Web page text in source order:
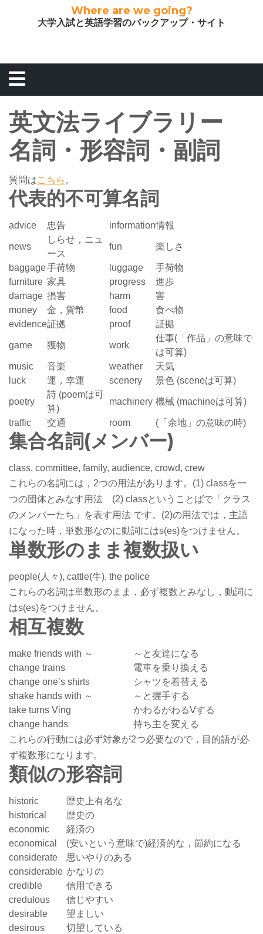
Where are we going?
大学入試と英語学習のバックアップ・サイト
英文法ライブラリー
名詞・形容詞・副詞
質問はこちら。
代表的不可算名詞
advice 忠告 information情報
news
しらせ，ニュ
ース
fun 楽しさ
baggage手荷物 luggage
手荷物
furniture 家具 progress
進歩
damage 損害 harm
害
money
金，貨幣 food
食べ物
evidence証拠 proof 証拠
game 獲物 work
仕事(「作品」の意味で
は可算)
music
音楽 weather
天気
luck
運，幸運 scenery 景色 (sceneは可算)
poetry
詩 (poemは可
算)
machinery 機械 (machineは可算)
traffic 交通 room (「余地」の意味の時)
集合名詞(メンバー)
class, committee, family, audience, crowd, crew
これらの名詞には，2つの用法があります。(1) classを一
つの団体とみなす用法 (2) classということばで「クラス
のメンバーたち」を表す用法 です。(2)の用法では，主語
になった時，単数形なのに動詞にはs(es)をつけません。
単数形のまま複数扱い
people(人々), cattle(牛), the police
これらの名詞は単数形のまま，必ず複数とみなし，動詞に
はs(es)をつけません。
相互複数
make friends with ～
～と友達になる
change trains
電車を乗り換える
change one’s shirts
シャツを着替える
shake hands with ～
～と握手する
take turns Ving
かわるがわるVする
change hands
持ち主を変える
これらの行動には必ず対象が2つ必要なので，目的語が必
ず複数形になります。
類似の形容詞
historic
歴史上有名な
historical
歴史の
economic
経済の
economical
(安いという意味で)経済的な，節約になる
considerate
思いやりのある
considerable かなりの
credible
信用できる
credulous
信じやすい
desirable
望ましい
desirous
切望している